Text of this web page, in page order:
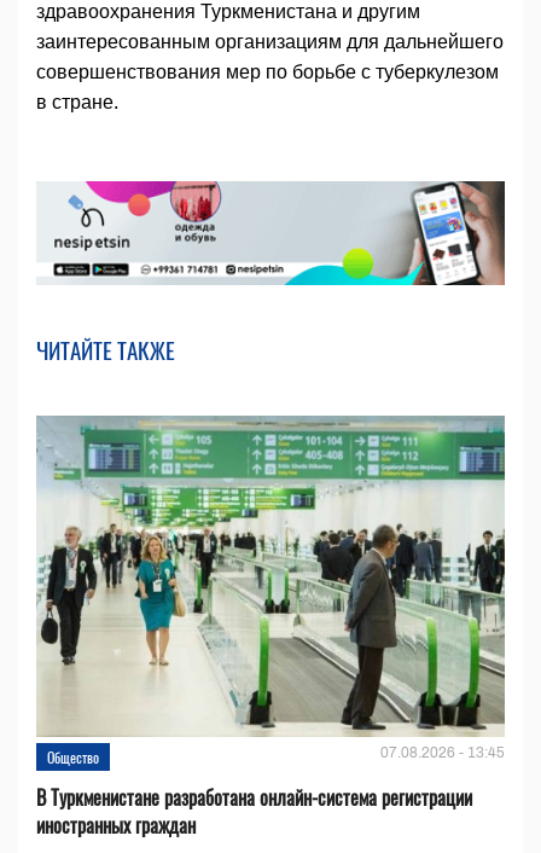
здравоохранения Туркменистана и другим
заинтересованным организациям для дальнейшего
совершенствования мер по борьбе с туберкулезом
в стране.
ЧИТАЙТЕ ТАКЖЕ
Общество 07.08.2026 - 13:45
В Туркменистане разработана онлайн-система регистрации
иностранных граждан